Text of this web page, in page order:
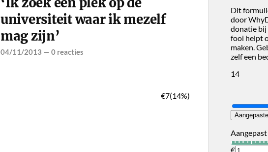
universiteit waar ik mezelf
mag zijn’
04/11/2013 — 0 reacties